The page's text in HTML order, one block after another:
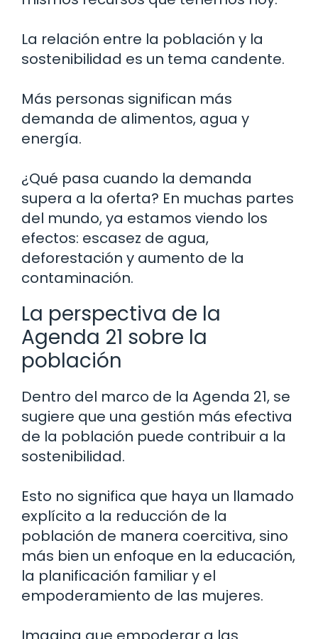
La relación entre la población y la
sostenibilidad es un tema candente.
Más personas significan más
demanda de alimentos, agua y
energía.
¿Qué pasa cuando la demanda
supera a la oferta? En muchas partes
del mundo, ya estamos viendo los
efectos: escasez de agua,
deforestación y aumento de la
contaminación.
La perspectiva de la
Agenda 21 sobre la
población
Dentro del marco de la Agenda 21, se
sugiere que una gestión más efectiva
de la población puede contribuir a la
sostenibilidad.
Esto no significa que haya un llamado
explícito a la reducción de la
población de manera coercitiva, sino
más bien un enfoque en la educación,
la planificación familiar y el
empoderamiento de las mujeres.